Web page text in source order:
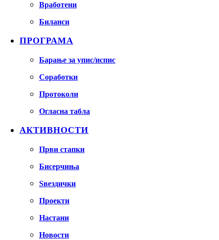
Вработени
Биланси
ПРОГРАМА
Барање за упис/испис
Соработки
Протоколи
Огласна табла
АКТИВНОСТИ
Први стапки
Бисерчиња
Ѕвездички
Проекти
Настани
Новости